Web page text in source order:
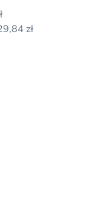
zł